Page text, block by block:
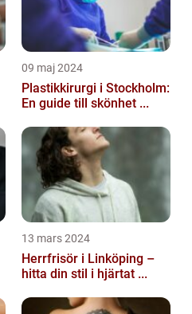
09 maj 2024
Plastikkirurgi i Stockholm:
En guide till skönhet ...
13 mars 2024
Herrfrisör i Linköping –
hitta din stil i hjärtat ...